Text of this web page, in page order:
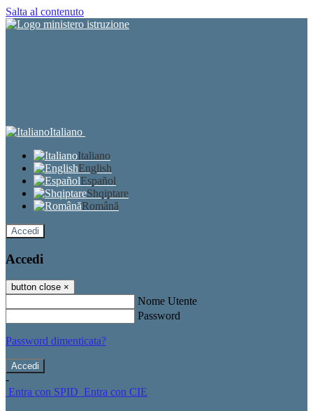
Salta al contenuto
Italiano
Italiano
English
Español
Shqiptare
Română
Accedi
Accedi
button close ×
Nome Utente
Password
Password dimenticata?
-
Entra con SPID Entra con CIE